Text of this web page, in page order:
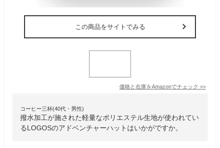
この商品をサイトでみる
価格と在庫をAmazonでチェック >>
コーヒー三杯(40代・男性)
撥水加工が施された軽量なポリエステル生地が使われてい
るLOGOSのアドベンチャーハットはいかがですか。